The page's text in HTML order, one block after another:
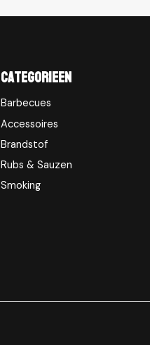
Categorieen
Barbecues
Accessoires
Brandstof
Rubs & Sauzen
Smoking